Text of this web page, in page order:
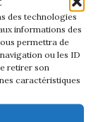
des technologies
informations des
permettra de
ou les ID
retirer son
caractéristiques